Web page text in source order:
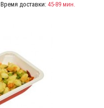
Время доставки: 45-89 мин.